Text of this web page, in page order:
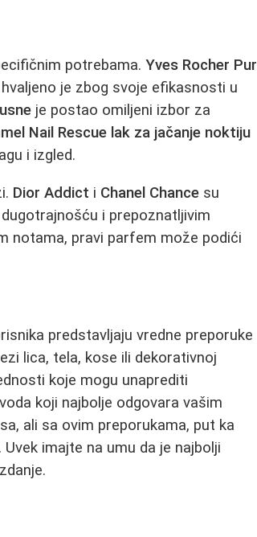
potrebama.Yves Rocher Pur
je zbog svoje efikasnosti u
je postao omiljeni izbor za
Nail Rescue lak za jačanje noktiju
i izgled.
Dior Addict i Chanel Chance su
i prepoznatljivim
notama, pravi parfem može podići
predstavljaju vredne preporuke
lica, tela, kose ili dekorativnoj
koje mogu unaprediti
koji najbolje odgovara vašim
ali sa ovim preporukama, put ka
imajte na umu da je najbolji